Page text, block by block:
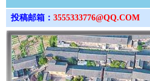
投稿邮箱： 3555333776@QQ.COM